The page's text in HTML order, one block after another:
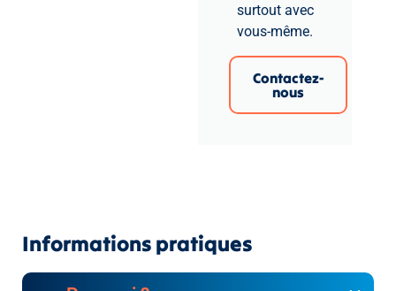
surtout avec
vous-même.
Contactez-
nous
Informations pratiques